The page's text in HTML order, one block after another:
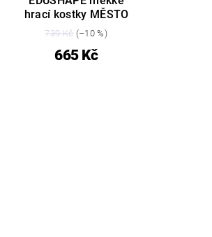
hrací kostky MĚSTO
739 Kč (–10 %)
665 Kč